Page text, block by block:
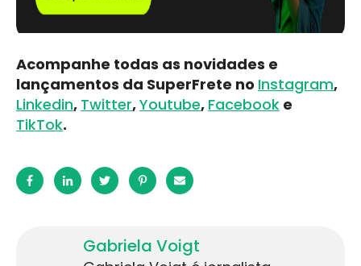
Acompanhe todas as novidades e
lançamentos da SuperFrete no Instagram,
Linkedin, Twitter,Youtube, Facebook e
TikTok.
Gabriela Voigt